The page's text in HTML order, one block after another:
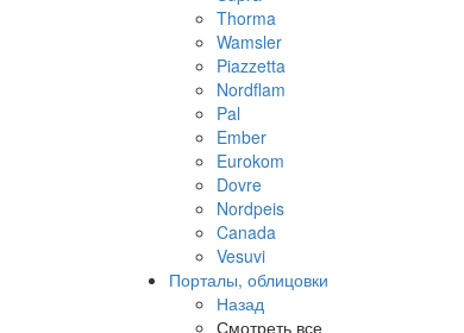
Thorma
Wamsler
Piazzetta
Nordflam
Pal
Ember
Eurokom
Dovre
Nordpeis
Canada
Vesuvi
Порталы, облицовки
Назад
Смотреть все